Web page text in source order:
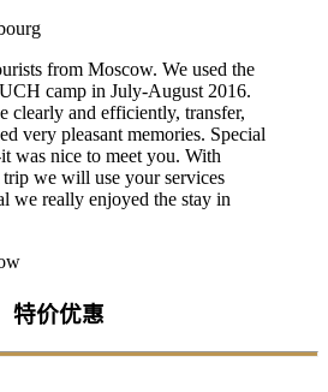
from Moscow. We used the
camp in July-August 2016.
clearly and efficiently, transfer,
very pleasant memories. Special
was nice to meet you. With
trip we will use your services
we really enjoyed the stay in
特价优惠